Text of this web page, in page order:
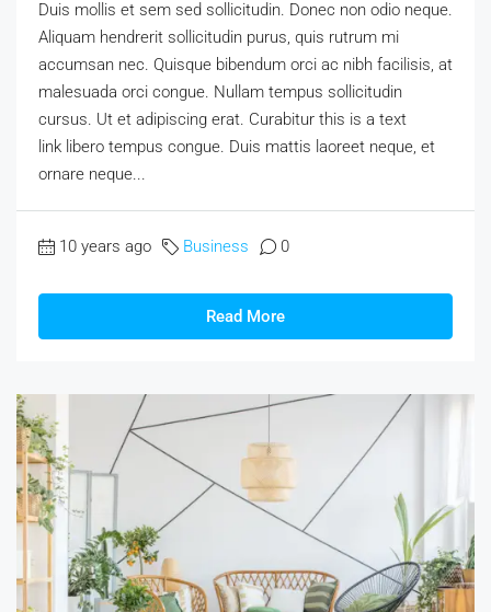
Duis mollis et sem sed sollicitudin. Donec non odio neque.
Aliquam hendrerit sollicitudin purus, quis rutrum mi
accumsan nec. Quisque bibendum orci ac nibh facilisis, at
malesuada orci congue. Nullam tempus sollicitudin
cursus. Ut et adipiscing erat. Curabitur this is a text
link libero tempus congue. Duis mattis laoreet neque, et
ornare neque...
10 years ago Business 0
Read More